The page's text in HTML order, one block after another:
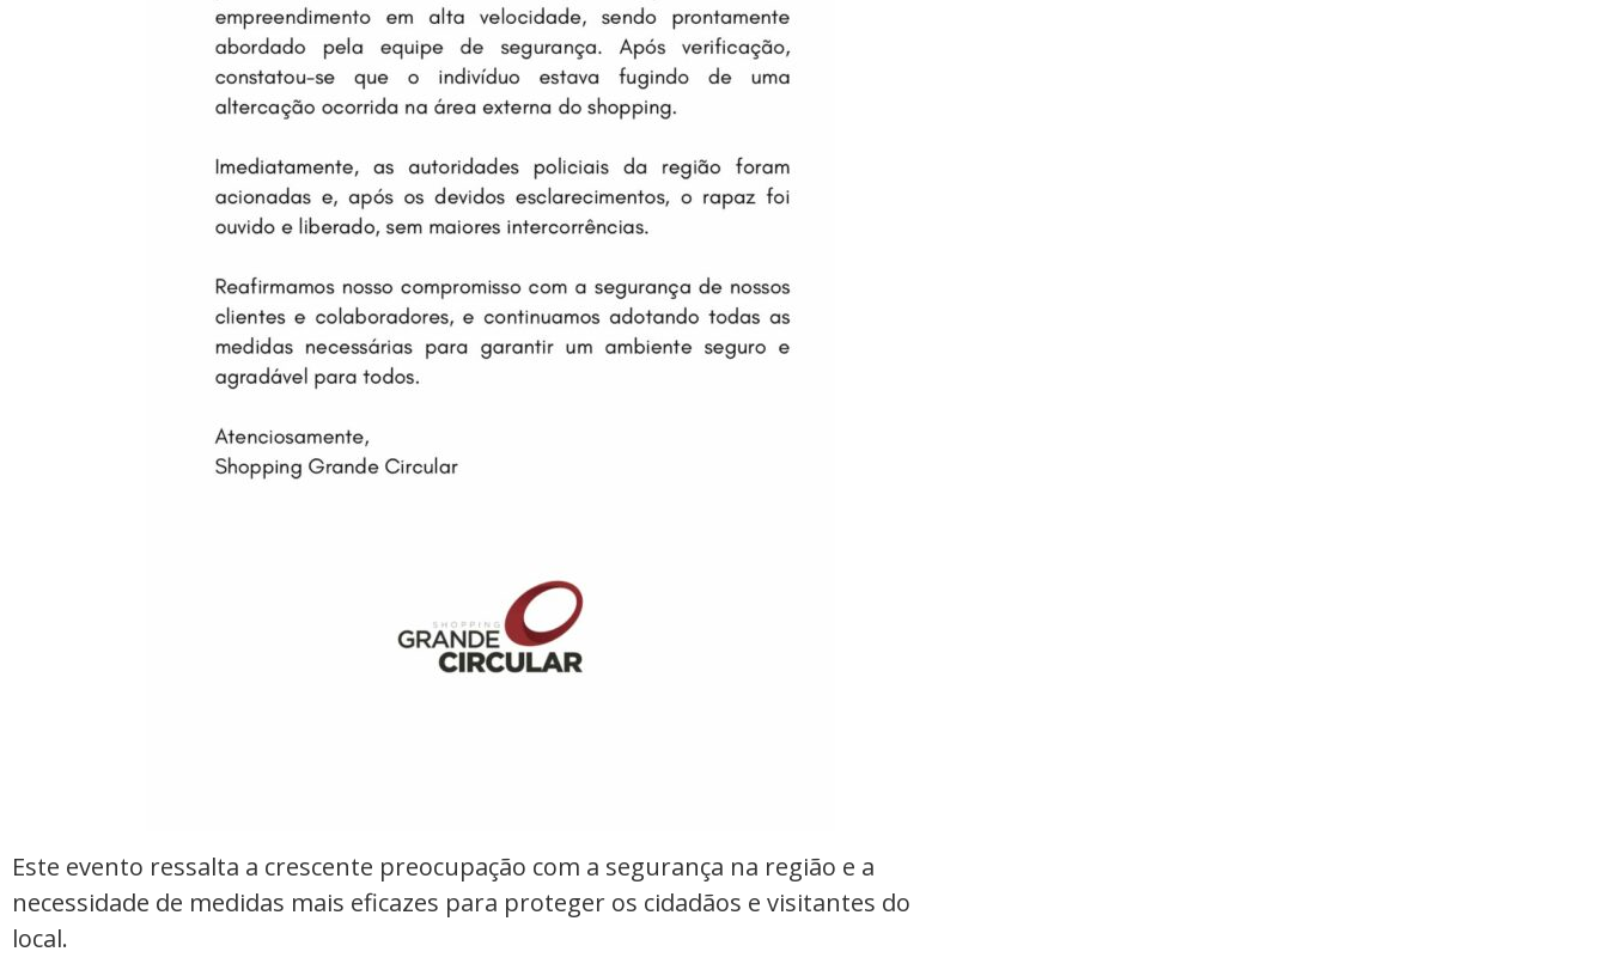
Este evento ressalta a crescente preocupação com a segurança na região e a
necessidade de medidas mais eficazes para proteger os cidadãos e visitantes do
local.